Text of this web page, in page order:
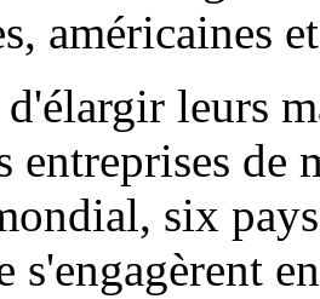
américaines
leurs
entreprises de
six
s'engagèrent